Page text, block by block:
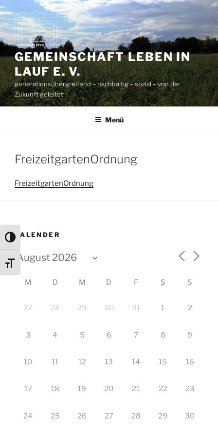
Umschalten auf hohe Kontraste
Schrift vergrößern
Zum
Inhalt
springen
GEMEINSCHAFT LEBEN IN
LAUF E. V.
generationsübergreifend – nachhaltig – sozial – von der
Zukunft geleitet
Menü
FreizeitgartenOrdnung
FreizeitgartenOrdnung
KALENDER
M D M D F S S
27 28 29 30 31 1 2
3 4 5 6 7 8 9
10 11 12 13 14 15 16
17 18 19 20 21 22 23
24 25 26 27 28 29 30